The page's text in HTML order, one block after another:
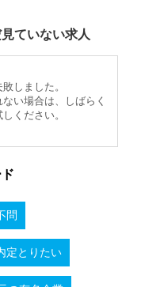
ていない求人
しました。
い場合は、しばらく
ください。
問
定とりたい